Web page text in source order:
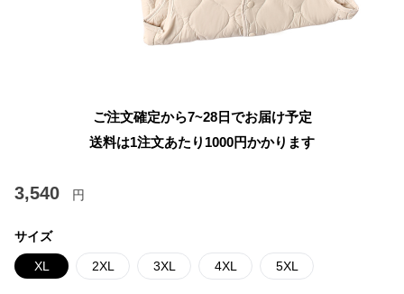
ご注文確定から7~28日でお届け予定
送料は1注文あたり 1000円かかります
3,540 円
サイズ
XL 2XL 3XL 4XL 5XL